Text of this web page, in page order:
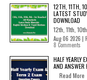
12TH, 11TH,
LATEST
DOWNLOAD
12th, 11th,
Aug 06 2026 |
8 Comments
HALF YEARLY
AND ANSWER
Read More